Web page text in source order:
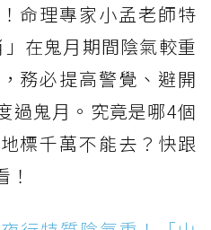
命理專家小孟老師特
在鬼月期間陰氣較重
務必提高警覺、避開
過鬼月。究竟是哪4個
標千萬不能去？快跟